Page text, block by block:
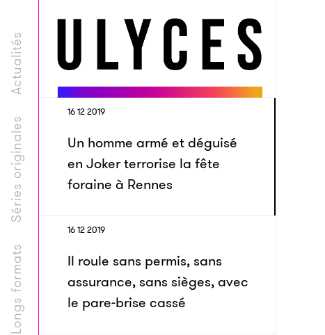
Longs formats
Séries originales
Actualités
16 12 2019
Un homme armé et déguisé
en Joker terrorise la fête
foraine à Rennes
16 12 2019
Il roule sans permis, sans
assurance, sans sièges, avec
le pare-brise cassé